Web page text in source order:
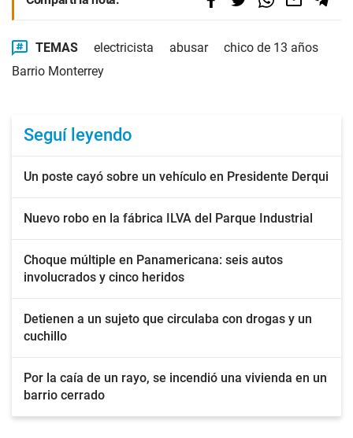
TEMAS electricista abusar
chico de 13 años
Barrio Monterrey
Seguí leyendo
Un poste cayó sobre un vehículo en Presidente Derqui
Nuevo robo en la fábrica ILVA del Parque Industrial
Choque múltiple en Panamericana: seis autos
involucrados y cinco heridos
Detienen a un sujeto que circulaba con drogas y un
cuchillo
Por la caía de un rayo, se incendió una vivienda en un
barrio cerrado